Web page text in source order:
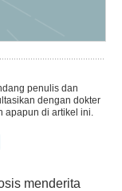
penulis dan
dengan dokter
apapun di artikel ini.
menderita